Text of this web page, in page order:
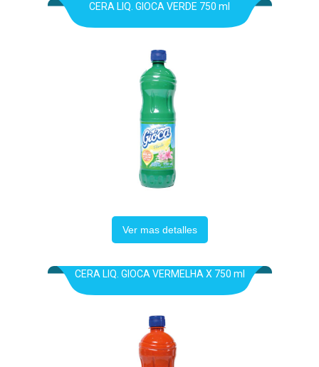
CERA LIQ. GIOCA VERDE 750 ml
Ver mas detalles
CERA LIQ. GIOCA VERMELHA X 750 ml